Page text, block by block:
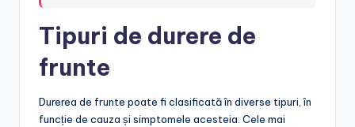
Tipuri de durere de
frunte
Durerea de frunte poate fi clasificată în diverse tipuri, în
funcție de cauza și simptomele acesteia. Cele mai